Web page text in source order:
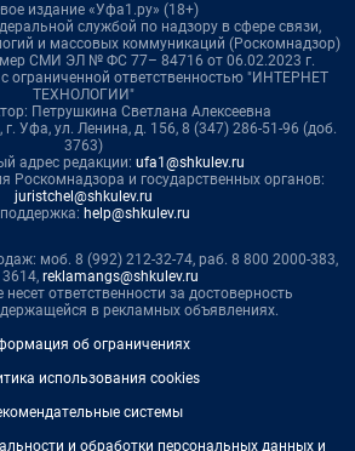
издание «Уфа1.ру» (18+)
службой по надзору в сфере связи,
и массовых коммуникаций (Роскомнадзор)
СМИ ЭЛ № ФС 77– 84716 от 06.02.2023 г.
ограниченной ответственностью "ИНТЕРНЕТ
ТЕХНОЛОГИИ"
Петрушкина Светлана Алексеевна
Уфа, ул. Ленина, д. 156, 8 (347) 286-51-96 (доб.
3763)
адрес редакции: ufa1@shkulev.ru
Роскомнадзора и государственных органов:
juristchel@shkulev.ru
help@shkulev.ru
моб. 8 (992) 212-32-74, раб. 8 800 2000-383,
reklamangs@shkulev.ru
несет ответственности за достоверность
в рекламных объявлениях.
об ограничениях
использования cookies
системы
и обработки персональных данных и